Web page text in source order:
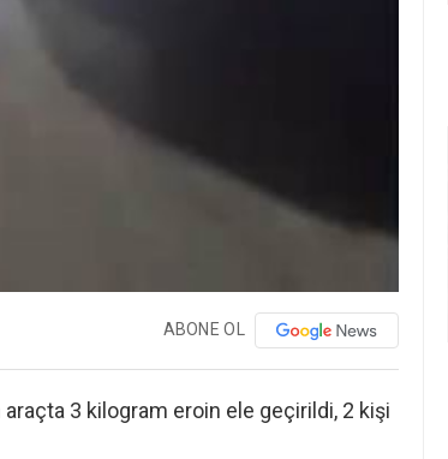
ABONE OL
3 kilogram eroin ele geçirildi, 2 kişi